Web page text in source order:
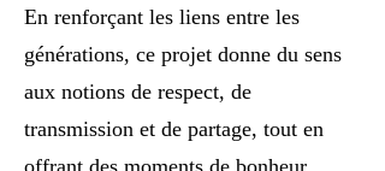
En renforçant les liens entre les
générations, ce projet donne du sens
aux notions de respect, de
transmission et de partage, tout en
offrant des moments de bonheur